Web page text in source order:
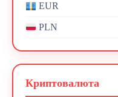
EUR
PLN
Криптовалюта